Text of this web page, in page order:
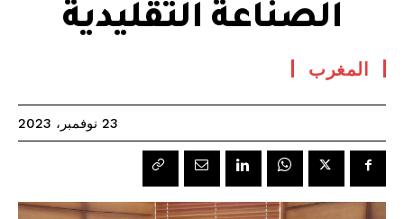
الصناعة التقليدية
المغرب
23 نوفمبر، 2023